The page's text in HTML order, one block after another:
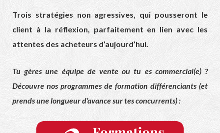
Trois stratégies non agressives, qui pousseront le
client à la réflexion, parfaitement en lien avec les
attentes des acheteurs d’aujourd’hui.
Tu gères une équipe de vente ou tu es commercial(e) ?
Découvre nos programmes de formation différenciants (et
prends une longueur d’avance sur tes concurrents) :